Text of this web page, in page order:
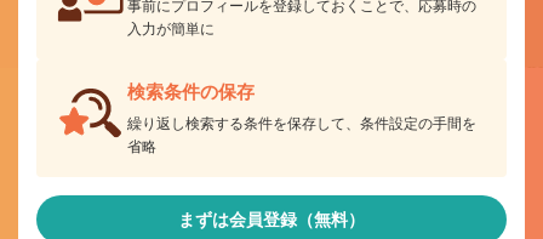
事前にプロフィールを登録しておくことで、応募時の
入力が簡単に
検索条件の保存
繰り返し検索する条件を保存して、条件設定の手間を
省略
まずは会員登録（無料）